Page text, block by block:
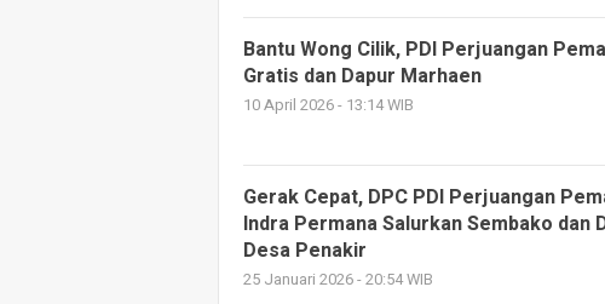
Bantu Wong Cilik, PDI Perjuangan
Gratis dan Dapur Marhaen
10 April 2026 - 13:14 WIB
Gerak Cepat, DPC PDI Perjuangan
Indra Permana Salurkan Sembako dan
Desa Penakir
25 Januari 2026 - 20:54 WIB